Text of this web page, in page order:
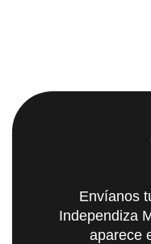
Envíanos
Independiza
aparece